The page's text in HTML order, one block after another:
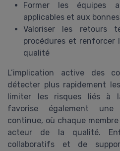
Former les équipes
applicables et aux
Valoriser les retours
procédures et renforcer
qualité
L’implication active des
détecter plus rapidement
limiter les risques liés à
favorise également une
continue, où chaque
acteur de la qualité.
collaboratifs et de